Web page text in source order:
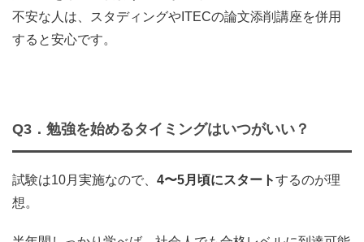
不安な人は、スタディングやITECの論文添削講座を併用
すると安心です。
Q3．勉強を始めるタイミングはいつがいい？
試験は10月実施なので、 4〜5月頃にスタートするのが理
想。